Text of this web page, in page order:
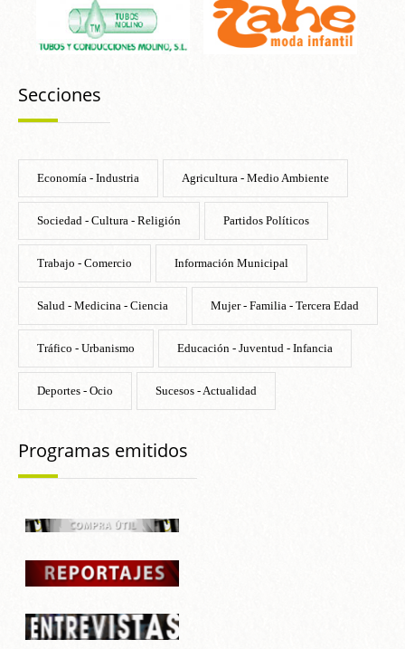
Secciones
Economía - Industria Agricultura - Medio Ambiente
Sociedad - Cultura - Religión Partidos Políticos
Trabajo - Comercio Información Municipal
Salud - Medicina - Ciencia Mujer - Familia - Tercera Edad
Tráfico - Urbanismo Educación - Juventud - Infancia
Deportes - Ocio Sucesos - Actualidad
Programas emitidos